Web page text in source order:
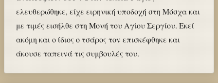
ελευθερώθηκε, είχε ειρηνική υποδοχή στη Μόσχα και
με τιμές εισήλθε στη Μονή του Αγίου Σεργίου. Εκεί
ακόμη και ο ίδιος ο τσάρος τον επισκέφθηκε και
άκουσε ταπεινά τις συμβουλές του.